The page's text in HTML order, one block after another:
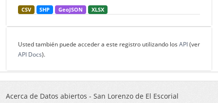
CSV SHP GeoJSON XLSX
Usted también puede acceder a este registro utilizando los API(ver
API Docs).
Acerca de Datos abiertos - San Lorenzo de El Escorial